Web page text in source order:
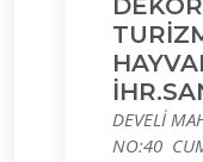
DEVELİ
NO:40